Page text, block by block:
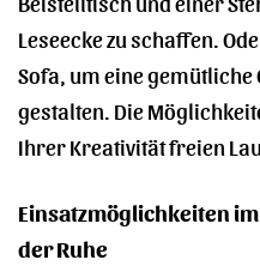
Leseecke zu schaffen.
Sofa, um eine gemütliche
gestalten. Die
Ihrer Kreativität freien
Einsatzmöglichkeiten
der Ruhe